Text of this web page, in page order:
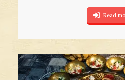
Read